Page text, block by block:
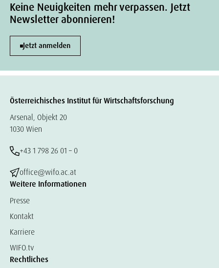
Keine Neuigkeiten mehr verpassen. Jetzt
Newsletter abonnieren!
Jetzt anmelden
Österreichisches Institut für Wirtschaftsforschung
Arsenal, Objekt 20
1030 Wien
+43 1 798 26 01 – 0
office@wifo.ac.at
Weitere Informationen
Presse
Kontakt
Karriere
WIFO.tv
Rechtliches